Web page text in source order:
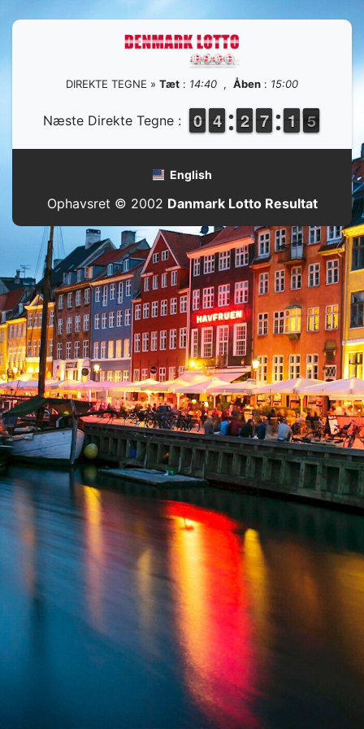
DIREKTE TEGNE » Tæt : 14:40 , Åben : 15:00
Næste Direkte Tegne : 9
9
0
0 3
3
4
4 1
1
2
2 6
6
7
7 1
1
1
1 5
4
English
Ophavsret © 2002 Danmark Lotto Resultat